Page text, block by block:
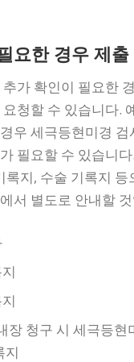
요한 경우 제출
가 확인이 필요한
청할 수 있습니다.
우 세극등현미경
필요할 수 있습니
록지, 수술 기록지 등
서 별도로 안내할
장 청구 시 세극등현
지